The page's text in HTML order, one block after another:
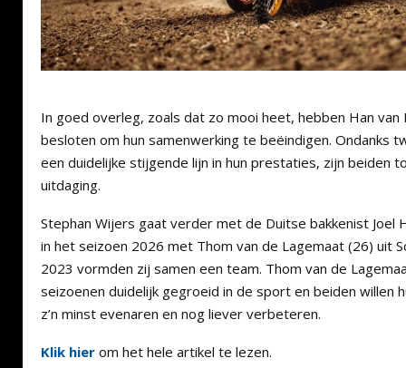
In goed overleg, zoals dat zo mooi heet, hebben Han van
besloten om hun samenwerking te beëindigen. Ondanks
een duidelijke stijgende lijn in hun prestaties, zijn beiden
uitdaging.
Stephan Wijers gaat verder met de Duitse bakkenist Joel
in het seizoen 2026 met Thom van de Lagemaat (26) uit
2023 vormden zij samen een team. Thom van de
seizoenen duidelijk gegroeid in de sport en beiden willen
z’n minst evenaren en nog liever verbeteren.
Klik hier om het hele artikel te lezen.